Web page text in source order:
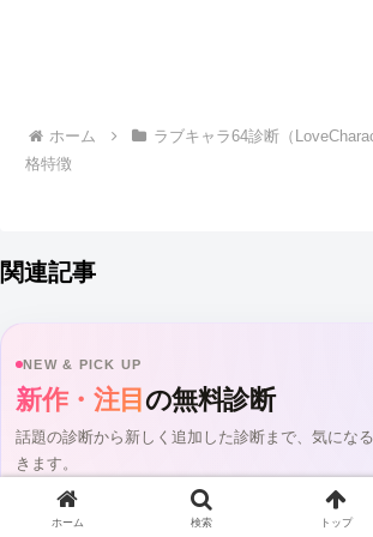
ホーム ラブキャラ64診断（
格特徴
関連記事
NEW & PICK UP
新作・注目 の無料診断
話題の診断から新しく追加した診断まで、気にな
きます。
全11診断
ホーム 検索 トップ